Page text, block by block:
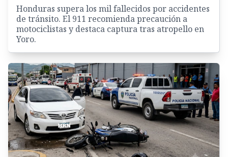
Honduras supera los mil fallecidos por accidentes
de tránsito. El 911 recomienda precaución a
motociclistas y destaca captura tras atropello en
Yoro.